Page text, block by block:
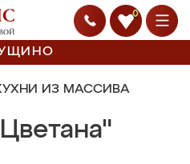
0
ИЗ МАССИВА